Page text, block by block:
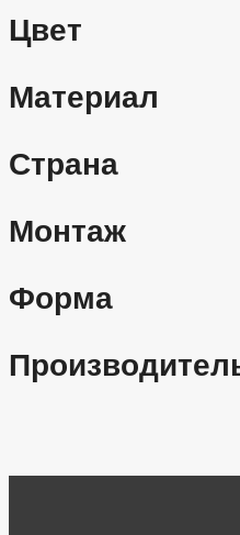
Цвет
Материал
Страна
Монтаж
Форма